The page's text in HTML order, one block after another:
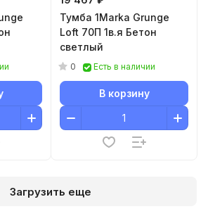
Тумба 1Marka Grunge
Loft 70П 1в.я Бетон
светлый
0 Есть в наличии
В корзину
Загрузить еще